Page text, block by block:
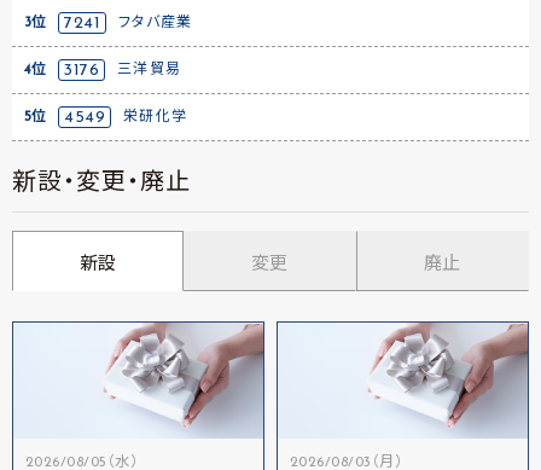
3位 7241 フタバ産業
4位 3176 三洋貿易
5位 4549 栄研化学
新設・変更・廃止
新設 変更 廃止
2026/08/05（水） 2026/08/03（月）